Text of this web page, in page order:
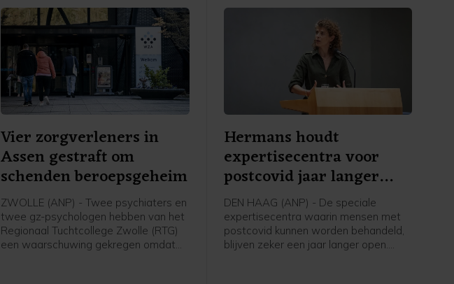
Vier zorgverleners in
Assen gestraft om
schenden beroepsgeheim
ZWOLLE (ANP) - Twee psychiaters en
twee gz-psychologen hebben van het
Regionaal Tuchtcollege Zwolle (RTG)
een waarschuwing gekregen omdat
Hermans houdt
expertisecentra voor
postcovid jaar langer
open
DEN HAAG (ANP) - De speciale
expertisecentra waarin mensen met
postcovid kunnen worden behandeld,
blijven zeker een jaar langer open.